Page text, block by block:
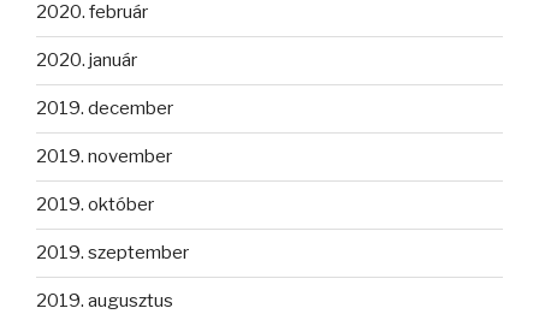
2020. február
2020. január
2019. december
2019. november
2019. október
2019. szeptember
2019. augusztus